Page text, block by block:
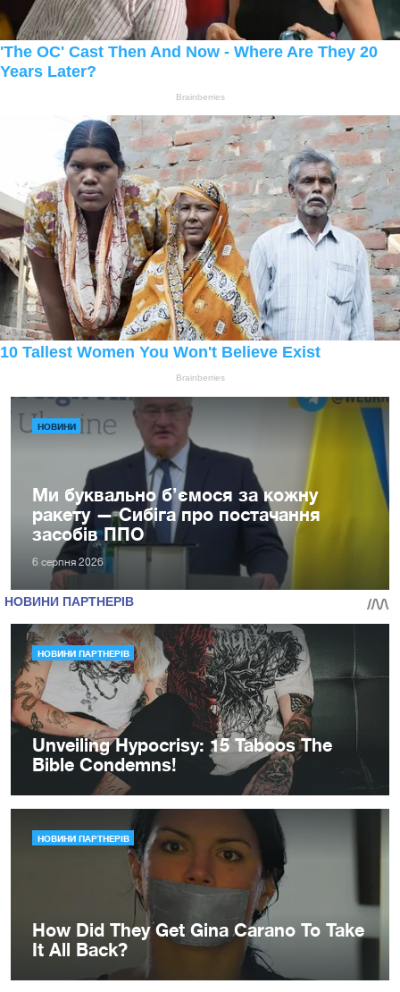
НОВИНИ
Ми буквально б’ємося за кожну
ракету — Сибіга про постачання
засобів ППО
6 серпня 2026